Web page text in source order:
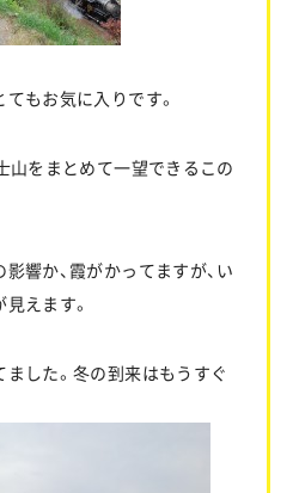
もお気に入りです。
山をまとめて一望できるこの
響か、霞がかってますが、い
えます。
した。冬の到来はもうすぐ